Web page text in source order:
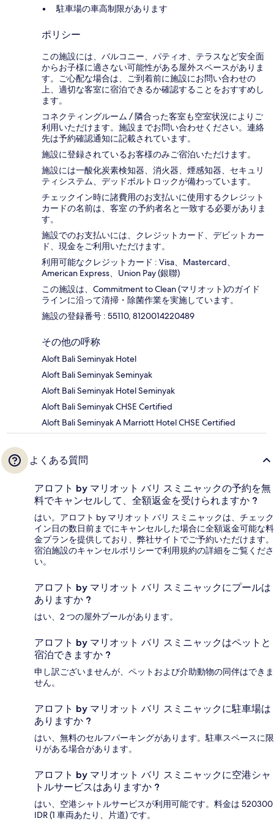
駐車場の車高制限があります
ポリシー
この施設には、バルコニー、パティオ、テラスなど安全面
からお子様に適さない可能性がある屋外スペースがありま
す。ご心配な場合は、ご到着前に施設にお問い合わせの
上、適切な客室に宿泊できるか確認することをおすすめし
ます。
コネクティングルーム / 隣合った客室も空室状況によりご
利用いただけます。施設までお問い合わせください。連絡
先は予約確認通知に記載されています。
施設に登録されているお客様のみご宿泊いただけます。
施設には一酸化炭素検知器、消火器、煙感知器、セキュリ
ティシステム、デッドボルトロックが備わっています。
チェックイン時に諸費用のお支払いに使用するクレジット
カードの名前は、客室 の予約者名と一致する必要がありま
す。
施設でのお支払いには、クレジットカード、デビットカー
ド、現金をご利用いただけます。
利用可能なクレジットカード : Visa、Mastercard、
American Express、Union Pay (銀聯)
この施設は、Commitment to Clean (マリオット)のガイド
ラインに沿って清掃・除菌作業を実施しています。
施設の登録番号 : 55110, 8120014220489
その他の呼称
Aloft Bali Seminyak Hotel
Aloft Bali Seminyak Seminyak
Aloft Bali Seminyak Hotel Seminyak
Aloft Bali Seminyak CHSE Certified
Aloft Bali Seminyak A Marriott Hotel CHSE Certified
よくある質問
アロフト by マリオット バリ スミニャックの予約を無
料でキャンセルして、全額返金を受けられますか ?
はい。アロフト by マリオット バリ スミニャックは、チェック
イン日の数日前までにキャンセルした場合に全額返金可能な料
金プランを提供しており、弊社サイトでご予約いただけます。
宿泊施設のキャンセルポリシーで利用規約の詳細をご覧くださ
い。
アロフト by マリオット バリ スミニャックにプールは
ありますか ?
はい、2 つの屋外プールがあります。
アロフト by マリオット バリ スミニャックはペットと
宿泊できますか ?
申し訳ございませんが、ペットおよび介助動物の同伴はできま
せん。
アロフト by マリオット バリ スミニャックに駐車場は
ありますか ?
はい、無料のセルフパーキングがあります。駐車スペースに限
りがある場合があります。
アロフト by マリオット バリ スミニャックに空港シャ
トルサービスはありますか ?
はい、空港シャトルサービスが利用可能です。料金は 520300
IDR (1 車両あたり、片道) です。